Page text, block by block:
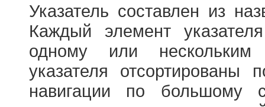
Указатель составлен из
Каждый элемент
одному или
указателя отсортированы
навигации по большому